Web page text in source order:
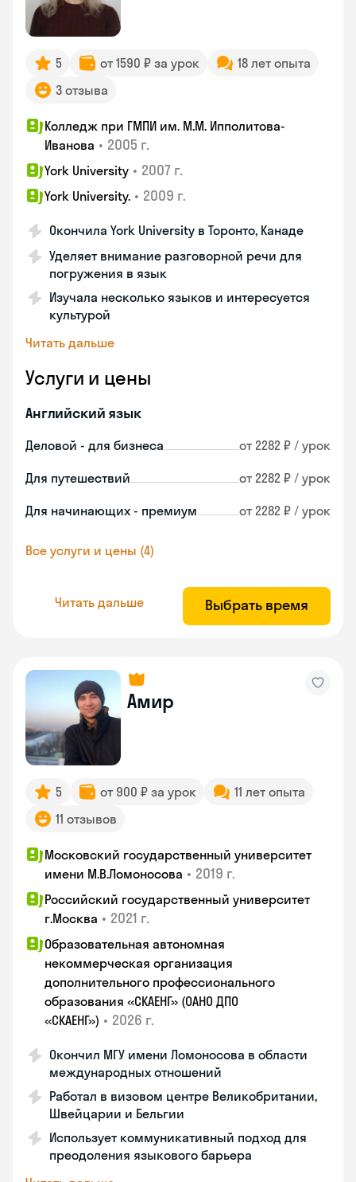
5 от 1590 ₽ за урок
18 лет опыта
3 отзыва
Колледж при ГМПИ им. М.М. Ипполитова-
Иванова • 2005 г.
York University • 2007 г.
York University. • 2009 г.
Окончила York University в Торонто, Канаде
Уделяет внимание разговорной речи для
погружения в язык
Изучала несколько языков и интересуется
культурой
Читать дальше
Услуги и цены
Английский язык
Деловой - для бизнеса от 2282 ₽ / урок
Для путешествий от 2282 ₽ / урок
Для начинающих - премиум от 2282 ₽ / урок
Все услуги и цены (4)
Читать дальше Выбрать время
Амир
5 от 900 ₽ за урок
11 лет опыта
11 отзывов
Московский государственный университет
имени М.В.Ломоносова • 2019 г.
Российский государственный университет
г.Москва • 2021 г.
Образовательная автономная
некоммерческая организация
дополнительного профессионального
образования «СКАЕНГ» (ОАНО ДПО
«СКАЕНГ») • 2026 г.
Окончил МГУ имени Ломоносова в области
международных отношений
Работал в визовом центре Великобритании,
Швейцарии и Бельгии
Использует коммуникативный подход для
преодоления языкового барьера